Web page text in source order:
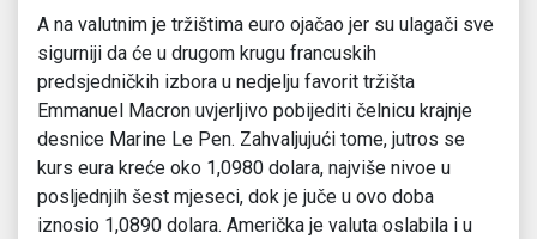
A na valutnim je tržištima euro ojačao jer su ulagači sve
sigurniji da će u drugom krugu francuskih
predsjedničkih izbora u nedjelju favorit tržišta
Emmanuel Macron uvjerljivo pobijediti čelnicu krajnje
desnice Marine Le Pen. Zahvaljujući tome, jutros se
kurs eura kreće oko 1,0980 dolara, najviše nivoe u
posljednjih šest mjeseci, dok je juče u ovo doba
iznosio 1,0890 dolara. Američka je valuta oslabila i u